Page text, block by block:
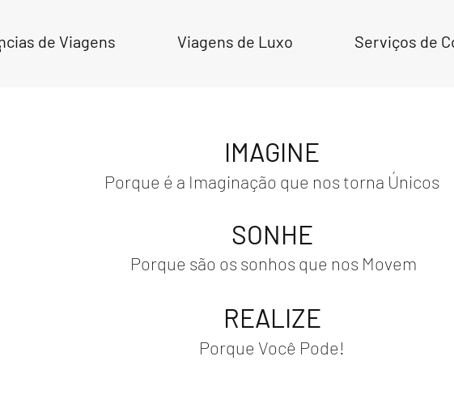
de Viagens Viagens de Luxo Serviços de
IMAGINE
Porque é a Imaginação que nos torna Únicos
SONHE
Porque são os sonhos que nos Movem
REALIZE
Porque Você Pode!